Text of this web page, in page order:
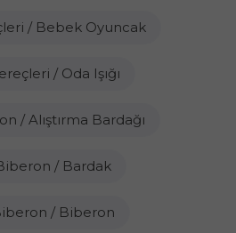
/ Bebek Oyuncak
/ Oda Işığı
/ Alıştırma Bardağı
/ Bardak
/ Biberon